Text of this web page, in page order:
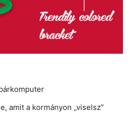
amit a kormányon „viselsz”